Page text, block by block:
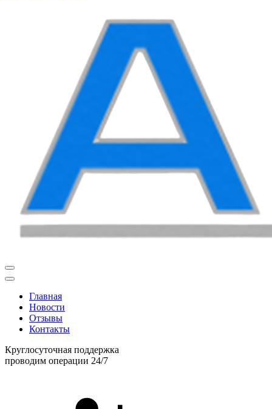
Главная
Новости
Отзывы
Контакты
Круглосуточная поддержка
проводим операции 24/7